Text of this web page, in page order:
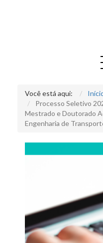
Você está aqui:
Processo Seletivo
Mestrado e Doutorado
Engenharia de